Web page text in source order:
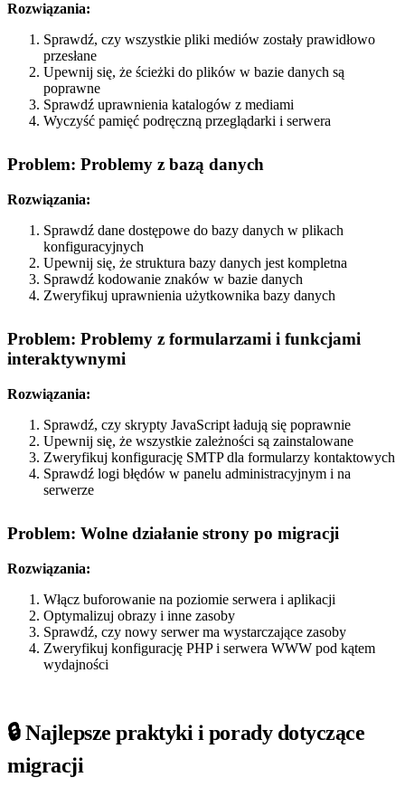
Rozwiązania:
Sprawdź, czy wszystkie pliki mediów zostały prawidłowo
przesłane
Upewnij się, że ścieżki do plików w bazie danych są
poprawne
Sprawdź uprawnienia katalogów z mediami
Wyczyść pamięć podręczną przeglądarki i serwera
Problem: Problemy z bazą danych
Rozwiązania:
Sprawdź dane dostępowe do bazy danych w plikach
konfiguracyjnych
Upewnij się, że struktura bazy danych jest kompletna
Sprawdź kodowanie znaków w bazie danych
Zweryfikuj uprawnienia użytkownika bazy danych
Problem: Problemy z formularzami i funkcjami
interaktywnymi
Rozwiązania:
Sprawdź, czy skrypty JavaScript ładują się poprawnie
Upewnij się, że wszystkie zależności są zainstalowane
Zweryfikuj konfigurację SMTP dla formularzy kontaktowych
Sprawdź logi błędów w panelu administracyjnym i na
serwerze
Problem: Wolne działanie strony po migracji
Rozwiązania:
Włącz buforowanie na poziomie serwera i aplikacji
Optymalizuj obrazy i inne zasoby
Sprawdź, czy nowy serwer ma wystarczające zasoby
Zweryfikuj konfigurację PHP i serwera WWW pod kątem
wydajności
🔒 Najlepsze praktyki i porady dotyczące
migracji